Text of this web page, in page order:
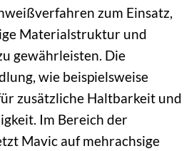
zum Einsatz,
Materialstruktur und
gewährleisten. Die
wie beispielsweise
zusätzliche Haltbarkeit und
Im Bereich der
Mavic auf mehrachsige